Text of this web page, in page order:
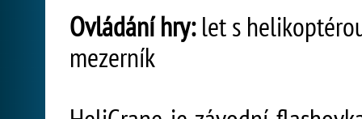
Ovládání hry:let s
mezerník